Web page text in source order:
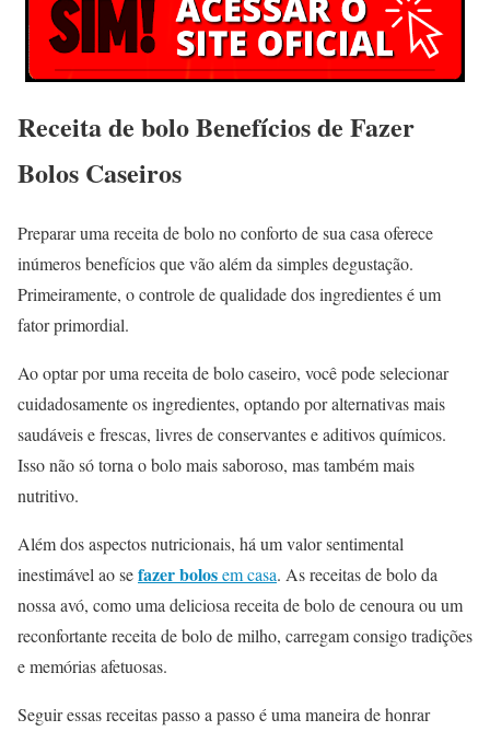
Receita de bolo Benefícios de Fazer
Bolos Caseiros
Preparar uma receita de bolo no conforto de sua casa oferece
inúmeros benefícios que vão além da simples degustação.
Primeiramente, o controle de qualidade dos ingredientes é um
fator primordial.
Ao optar por uma receita de bolo caseiro, você pode selecionar
cuidadosamente os ingredientes, optando por alternativas mais
saudáveis e frescas, livres de conservantes e aditivos químicos.
Isso não só torna o bolo mais saboroso, mas também mais
nutritivo.
Além dos aspectos nutricionais, há um valor sentimental
inestimável ao sefazerbolosem casa. As receitas de bolo da
nossa avó, como uma deliciosa receita de bolo de cenoura ou um
reconfortante receita de bolo de milho, carregam consigo tradições
e memórias afetuosas.
Seguir essas receitas passo a passo é uma maneira de honrar